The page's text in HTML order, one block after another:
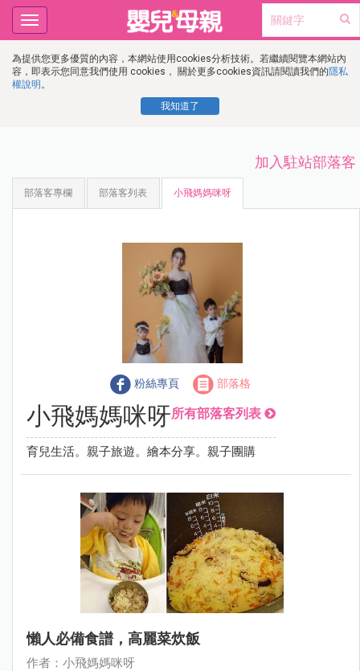
為提供您更多優質的內容，本網站使用cookies分析技術。若繼續閱覽本網站內
容，即表示您同意我們使用 cookies， 關於更多cookies資訊請閱讀我們的隱私
權說明 。
我知道了
Toggle
navigation
加入駐站部落客
部落客專欄 部落客列表 小飛媽媽咪呀
粉絲專頁 部落格
小飛媽媽咪呀所有部落客列表
育兒生活。親子旅遊。繪本分享。親子團購
懶人必備食譜，高麗菜炊飯
作者：小飛媽媽咪呀